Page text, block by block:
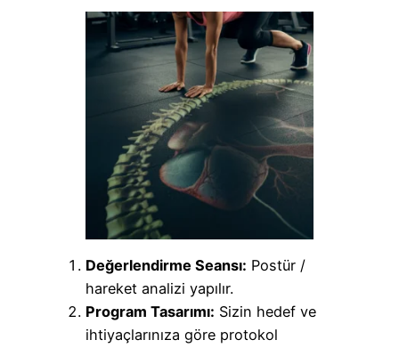
Değerlendirme Seansı: Postür /
hareket analizi yapılır.
Program Tasarımı: Sizin hedef ve
ihtiyaçlarınıza göre protokol